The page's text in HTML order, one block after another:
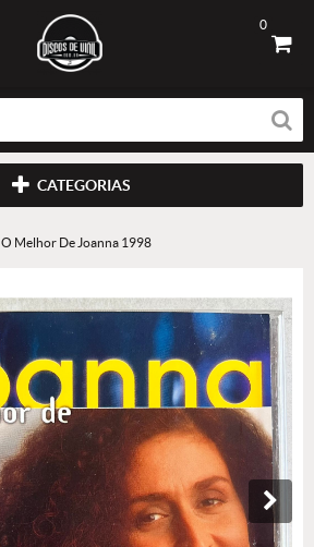
0
CATEGORIAS
O Melhor De Joanna 1998